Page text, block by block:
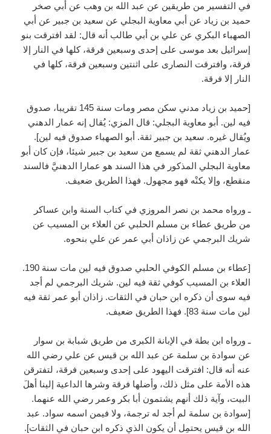
في التفسير من طريقين عن عبد الله بن وهب عن أبي صخر
حميد بن زياد عن أبي معاوية البجلي عن سعيد بن جبير عن أبي
الصهباء البكري عن علي بن أبي طالب أنه قال: لقد افترقت بنو
إسرائيل بعد موسى على إحدى وسبعين فرقة، كلها في النار إلا
فرقة، وافترقت النصارى على اثنتين وسبعين فرقة، كلها في
النار إلا فرقة.
[حميد بن زياد مدني سكن مصر ومات سنة 145 تقريبا، صدوق
فيه لين. أبو معاوية البجلي: قال المزي: يُقال إنه عمار الدهني
ويُقال غيره. سعيد بن جبير ثقة. أبو الصهباء صدوق فيه لين].
عمار الدهني ثقة لم يسمع من سعيد بن جبير شيئا، فإن كان أبو
معاوية البجلي المذكور في هذا السند هو عمارا الدهنيَّ فالسند
منقطع، وإلا يكنْه فهو مجهول. فهذا الطريق ضعيف.
ـ ورواه محمد بن نصر المروزي في كتاب السنة وابن عساكر
من طريق عطاء بن مسلم الحلبي عن العلاء بن المسيب عن
شريك البرجمي عن زاذان أبي عمر عن علي بنحوه.
[عطاء بن مسلم الكوفي الحلبي صدوق فيه لين مات سنة 190.
العلاء بن المسيب كوفي ثقة فيه لين. شريك البرجمي لم أجد
فيه سوى أن ذكره ابن حبان في الثقات. زاذان أبو عمر ثقة فيه
لين مات سنة 83]. فهذا الطريق ضعيف.
ـ ورواه ابن بطة في الإبانة الكبرى من طريق شبابة بن سوار
عن سوادة بن سلمة عن عبد الله بن قيس عن علي رضي الله
عنه أنه قال: افترقت اليهود على إحدى وسبعين فرقة، لتفترقن
هذه الأمة على مثل ذلك، وأضلها فرقة وشرها الداعية إلينا أهلَ
البيت، وآية ذلك أنهم يشتمون أبا بكر وعمر رضي الله عنهما.
[سوادة بن سلمة لم أجد له ترجمة، ولا فيمن اسمه سواد. عبد
الله بن قيس يحتمِل أن يكون الذي ذكره ابن حبان في الثقات].